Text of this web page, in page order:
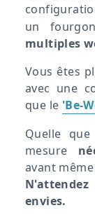
un
multiples
Vous êtes
avec une
que le 'Be-
Quelle
mesure
avant
envies.